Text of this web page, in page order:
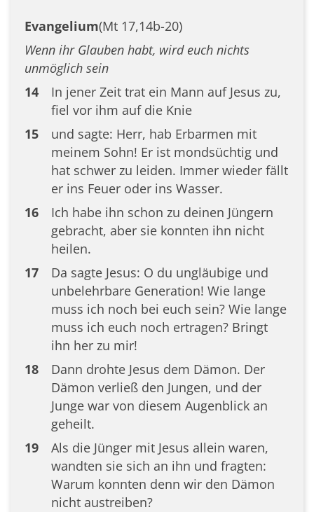
Evangelium(Mt 17,14b-20)
Wenn ihr Glauben habt, wird euch nichts
unmöglich sein
14
In jener Zeit trat ein Mann auf Jesus zu,
fiel vor ihm auf die Knie
15
und sagte: Herr, hab Erbarmen mit
meinem Sohn! Er ist mondsüchtig und
hat schwer zu leiden. Immer wieder fällt
er ins Feuer oder ins Wasser.
16
Ich habe ihn schon zu deinen Jüngern
gebracht, aber sie konnten ihn nicht
heilen.
17
Da sagte Jesus: O du ungläubige und
unbelehrbare Generation! Wie lange
muss ich noch bei euch sein? Wie lange
muss ich euch noch ertragen? Bringt
ihn her zu mir!
18
Dann drohte Jesus dem Dämon. Der
Dämon verließ den Jungen, und der
Junge war von diesem Augenblick an
geheilt.
19
Als die Jünger mit Jesus allein waren,
wandten sie sich an ihn und fragten:
Warum konnten denn wir den Dämon
nicht austreiben?